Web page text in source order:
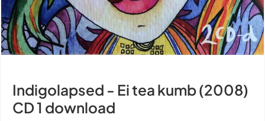
Indigolapsed - Ei tea kumb (2008)
CD 1 download